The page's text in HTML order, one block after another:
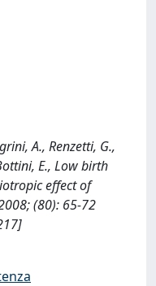
A., Renzetti, G.,
E., Low birth
effect of
(80): 65-72